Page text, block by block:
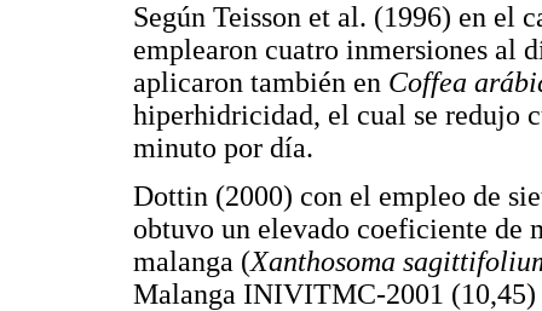
Según Teisson et al. (1996) en el
emplearon cuatro inmersiones al
aplicaron también en Coffea
hiperhidricidad, el cual se redujo
minuto por día.
Dottin (2000) con el empleo de
obtuvo un elevado coeficiente
malanga (Xanthosoma
Malanga INIVITMC-2001 (10,45)